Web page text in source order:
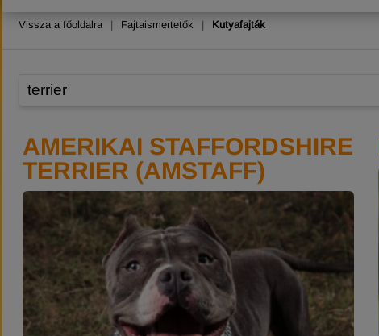
Vissza a főoldalra | Fajtaismertetők | Kutyafajták
AMERIKAI STAFFORDSHIRE
TERRIER (AMSTAFF)